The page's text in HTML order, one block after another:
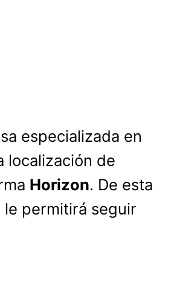
especializada en
localización de
Horizon. De esta
le permitirá seguir